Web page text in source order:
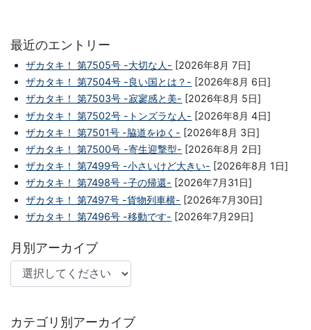
最近のエントリー
ザカタキ！ 第7505号 -大切な人- [2026年8月 7日]
ザカタキ！ 第7504号 -良い国とは？- [2026年8月 6日]
ザカタキ！ 第7503号 -寂寥感と美- [2026年8月 5日]
ザカタキ！ 第7502号 -トンズラな人- [2026年8月 4日]
ザカタキ！ 第7501号 -脇道をゆく- [2026年8月 3日]
ザカタキ！ 第7500号 -寄生迎撃型- [2026年8月 2日]
ザカタキ！ 第7499号 -小さいけど大きい- [2026年8月 1日]
ザカタキ！ 第7498号 -子の帰還- [2026年7月31日]
ザカタキ！ 第7497号 -貨物列車横- [2026年7月30日]
ザカタキ！ 第7496号 -移動です- [2026年7月29日]
月別アーカイブ
カテゴリ別アーカイブ